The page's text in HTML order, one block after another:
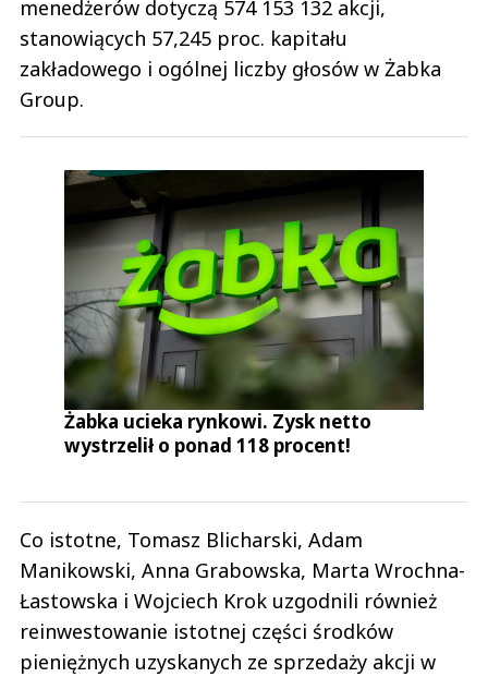
menedżerów dotyczą 574 153 132 akcji,
stanowiących 57,245 proc. kapitału
zakładowego i ogólnej liczby głosów w Żabka
Group.
Żabka ucieka rynkowi. Zysk netto
wystrzelił o ponad 118 procent!
Co istotne, Tomasz Blicharski, Adam
Manikowski, Anna Grabowska, Marta Wrochna-
Łastowska i Wojciech Krok uzgodnili również
reinwestowanie istotnej części środków
pieniężnych uzyskanych ze sprzedaży akcji w